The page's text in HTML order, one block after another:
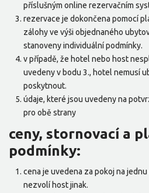
příslušným online rezervačním
rezervace je dokončena pomocí
zálohy ve výši objednaného
stanoveny individuální podmínky.
v případě, že hotel nebo host
uvedeny v bodu 3., hotel nemusí
poskytnout.
údaje, které jsou uvedeny na
pro obě strany
ceny, stornovací a
podmínky:
cena je uvedena za pokoj na
nezvolí host jinak.